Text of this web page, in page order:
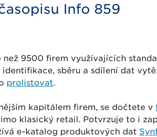
Info 859
9500 firem využívajících
sběru a sdílení dat
prolistovat.
kapitálem firem, se dočtete v
klasický retail. Potvrzuje to i
e-katalog produktových dat